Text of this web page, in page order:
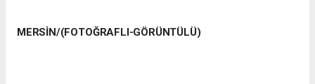
MERSİN/(FOTOĞRAFLI-GÖRÜNTÜLÜ)